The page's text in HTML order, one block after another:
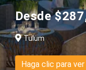
Desde
Tulum
Haga clic para